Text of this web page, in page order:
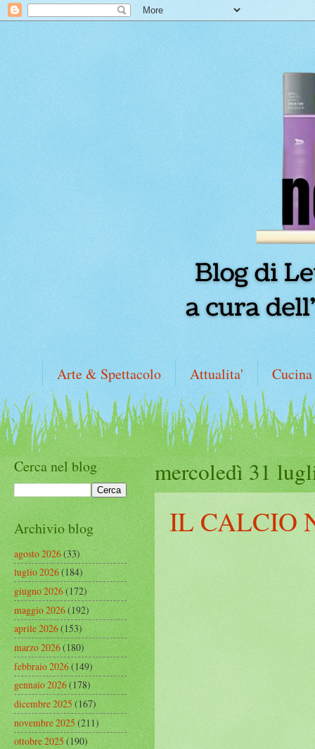
Arte & Spettacolo Attualita' Cucina
mercoledì 31
IL CALCIO
Cerca nel blog
Archivio blog
agosto 2026(33)
luglio 2026(184)
giugno 2026(172)
maggio 2026(192)
aprile 2026(153)
marzo 2026(180)
febbraio 2026(149)
gennaio 2026(178)
dicembre 2025(167)
novembre 2025(211)
ottobre 2025(190)